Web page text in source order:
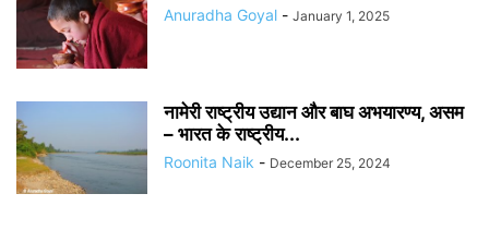
Anuradha Goyal - January 1, 2025
नामेरी राष्ट्रीय उद्यान और बाघ अभयारण्य, असम
– भारत के राष्ट्रीय...
Roonita Naik - December 25, 2024